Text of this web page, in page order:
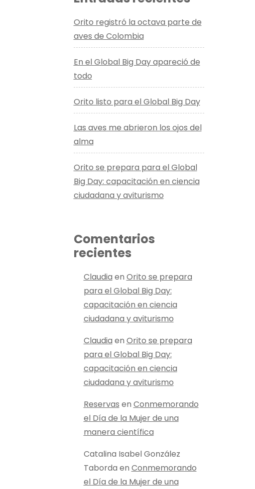
Orito registró la octava parte de
aves de Colombia
En el Global Big Day apareció de
todo
Orito listo para el Global Big Day
Las aves me abrieron los ojos del
alma
Orito se prepara para el Global
Big Day: capacitación en ciencia
ciudadana y aviturismo
Comentarios
recientes
Claudia en Orito se prepara
para el Global Big Day:
capacitación en ciencia
ciudadana y aviturismo
Claudia en Orito se prepara
para el Global Big Day:
capacitación en ciencia
ciudadana y aviturismo
Reservas en Conmemorando
el Día de la Mujer de una
manera científica
Catalina Isabel González
Taborda en Conmemorando
el Día de la Mujer de una